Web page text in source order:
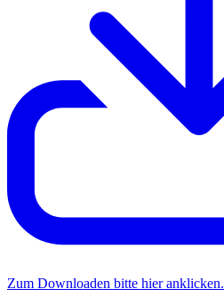
Zum Downloaden bitte hier anklicken.